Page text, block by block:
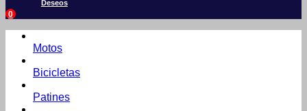
Deseos
0
Motos
Bicicletas
Patines